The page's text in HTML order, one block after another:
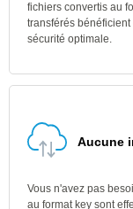
fichiers convertis au
transférés
sécurité optimale.
Aucune
Vous n'avez pas
au format key sont